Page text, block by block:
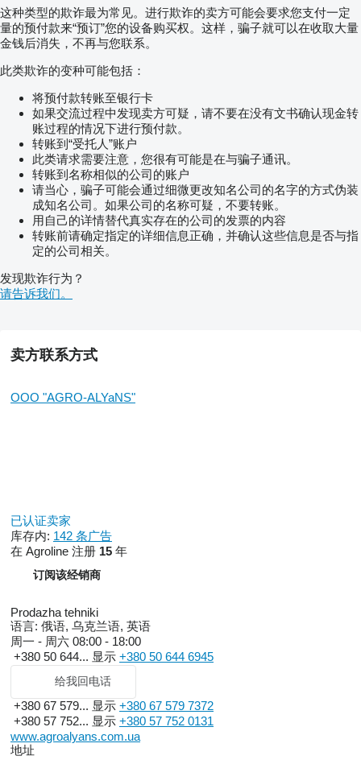
这种类型的欺诈最为常见。进行欺诈的卖方可能会要求您支付一定
量的预付款来“预订”您的设备购买权。这样，骗子就可以在收取大量
金钱后消失，不再与您联系。
此类欺诈的变种可能包括：
将预付款转账至银行卡
如果交流过程中发现卖方可疑，请不要在没有文书确认现金转
账过程的情况下进行预付款。
转账到“受托人”账户
此类请求需要注意，您很有可能是在与骗子通讯。
转账到名称相似的公司的账户
请当心，骗子可能会通过细微更改知名公司的名字的方式伪装
成知名公司。如果公司的名称可疑，不要转账。
用自己的详情替代真实存在的公司的发票的内容
转账前请确定指定的详细信息正确，并确认这些信息是否与指
定的公司相关。
发现欺诈行为？
请告诉我们。
卖方联系方式
OOO "AGRO-ALYaNS"
已认证卖家
库存内: 142 条广告
在 Agroline 注册 15 年
订阅该经销商
Prodazha tehniki
语言: 俄语, 乌克兰语, 英语
周一 - 周六 08:00 - 18:00
+380 50 644... 显示 +380 50 644 6945
给我回电话
+380 67 579... 显示 +380 67 579 7372
+380 57 752... 显示 +380 57 752 0131
www.agroalyans.com.ua
地址